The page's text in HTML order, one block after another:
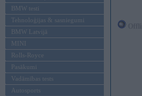
BMW testi
Tehnoloģijas & sasniegumi
BMW Latvijā
MINI
Rolls-Royce
Pasākumi
Vadāmības tests
Autosports